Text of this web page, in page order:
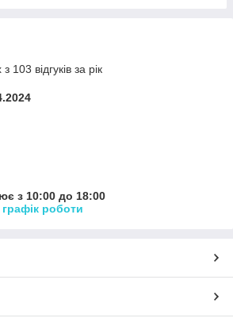
103 відгуків за рік
з 10:00 до 18:00
роботи